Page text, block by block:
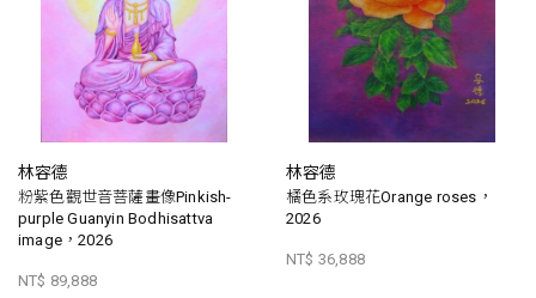
林容德
粉紫色觀世音菩薩畫像Pinkish-
purple Guanyin Bodhisattva
image，2026
NT$ 89,888
林容德
橘色系玫瑰花Orange roses，
2026
NT$ 36,888